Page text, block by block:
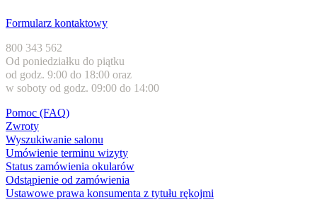
Formularz kontaktowy
800 343 562
Od poniedziałku do piątku
od godz. 9:00 do 18:00 oraz
w soboty od godz. 09:00 do 14:00
Pomoc (FAQ)
Zwroty
Wyszukiwanie salonu
Umówienie terminu wizyty
Status zamówienia okularów
Odstąpienie od zamówienia
Ustawowe prawa konsumenta z tytułu rękojmi